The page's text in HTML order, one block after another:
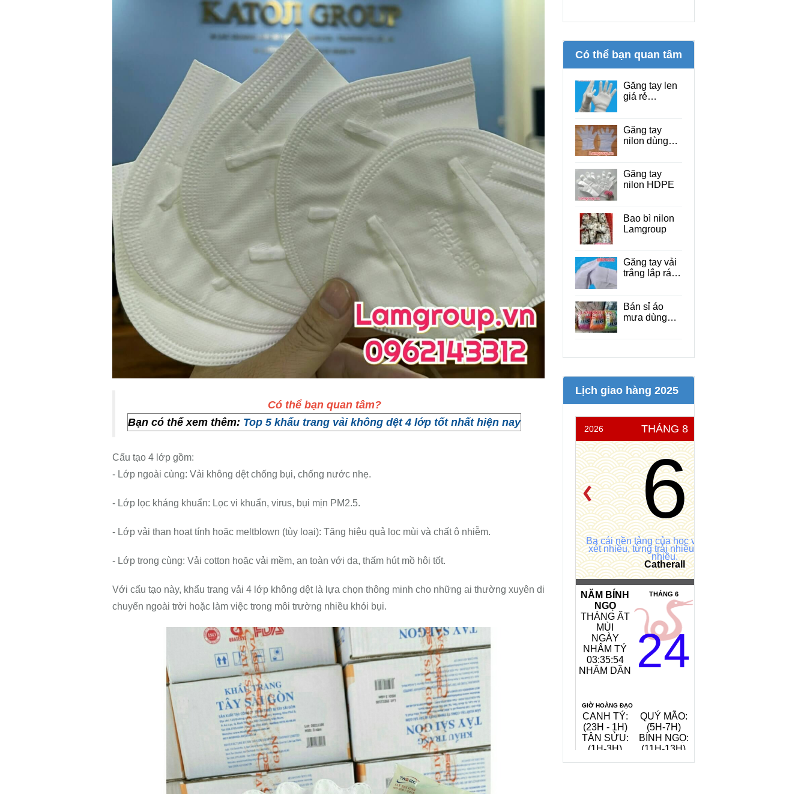
Có thể bạn quan tâm?
Bạn có thể xem thêm: Top 5 khẩu trang vải không dệt 4 lớp tốt nhất hiện nay
Cấu tạo 4 lớp gồm:
- Lớp ngoài cùng: Vải không dệt chống bụi, chống nước nhẹ.
- Lớp lọc kháng khuẩn: Lọc vi khuẩn, virus, bụi mịn PM2.5.
- Lớp vải than hoạt tính hoặc meltblown (tùy loại): Tăng hiệu quả lọc mùi và chất ô nhiễm.
- Lớp trong cùng: Vải cotton hoặc vải mềm, an toàn với da, thấm hút mồ hôi tốt.
Với cấu tạo này, khẩu trang vải 4 lớp không dệt là lựa chọn thông minh cho những ai thường xuyên di
chuyển ngoài trời hoặc làm việc trong môi trường nhiều khói bụi.
Có thể bạn quan tâm
Găng tay len
giá rẻ
Găng tay
nilon dùng
Găng tay
nilon HDPE
Bao bì nilon
Lamgroup
Găng tay vải
trắng lắp ráp
Bán sỉ áo
mưa dùng
Lịch giao hàng 2025
2026 THÁNG 8
6
Ba cái nền tảng của học vấn là: nhận
xét nhiều, từng trải nhiều và học tập
nhiều.
Catherall
NĂM BÍNH
NGỌ
THÁNG ẤT
MÙI
NGÀY
NHÂM TÝ
03:35:55
NHÂM DẦN
THÁNG 6
24
GIỜ HOÀNG ĐẠO
CANH TÝ:
(23H - 1H)
TÂN SỬU:
(1H-3H)
QUÝ MÃO:
(5H-7H)
BÍNH NGỌ:
(11H-13H)